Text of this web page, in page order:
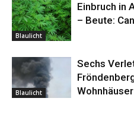
Blaulicht
Einbruch in
– Beute:
Blaulicht
Sechs